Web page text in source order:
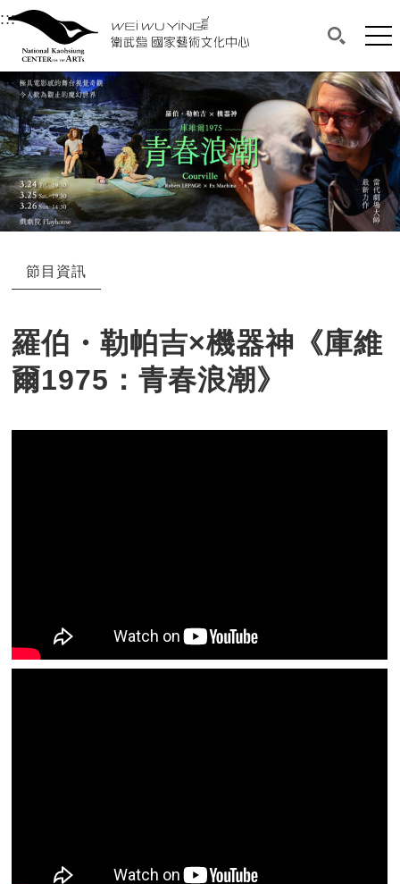
衛武營國家藝術文化中心
中央內容區塊，為本頁主要內容區。
:::選單連結區塊，此區塊列有本網站主要連結。
衛武營國家藝術文化中心
搜尋(開
網
:::中央內容區塊，為本頁主要內容區。
節目資訊
羅伯・勒帕吉×機器神《庫維
爾1975：青春浪潮》